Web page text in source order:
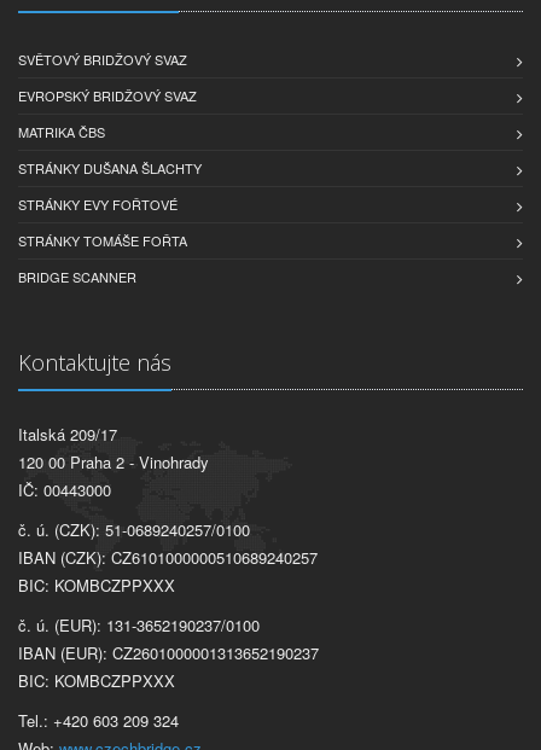
SVĚTOVÝ BRIDŽOVÝ SVAZ
EVROPSKÝ BRIDŽOVÝ SVAZ
MATRIKA ČBS
STRÁNKY DUŠANA ŠLACHTY
STRÁNKY EVY FOŘTOVÉ
STRÁNKY TOMÁŠE FOŘTA
BRIDGE SCANNER
Kontaktujte nás
Italská 209/17
120 00 Praha 2 - Vinohrady
IČ: 00443000
č. ú. (CZK): 51-0689240257/0100
IBAN (CZK): CZ6101000000510689240257
BIC: KOMBCZPPXXX
č. ú. (EUR): 131-3652190237/0100
IBAN (EUR): CZ2601000001313652190237
BIC: KOMBCZPPXXX
Tel.: +420 603 209 324